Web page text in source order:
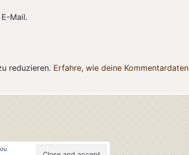
Mail.
reduzieren. Erfahre, wie deine Kommentardaten